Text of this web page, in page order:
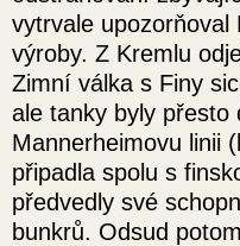
vytrvale
výroby. Z Kremlu
Zimní válka s Finy
ale tanky byly přesto
Mannerheimovu linii
připadla spolu s
předvedly své
bunkrů. Odsud